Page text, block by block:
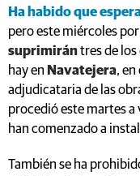
Ha habido que
pero este miércoles
suprimirántres de
hay en Navatejera, en
adjudicataria de las
procedió este martes a
han comenzado a
También se ha